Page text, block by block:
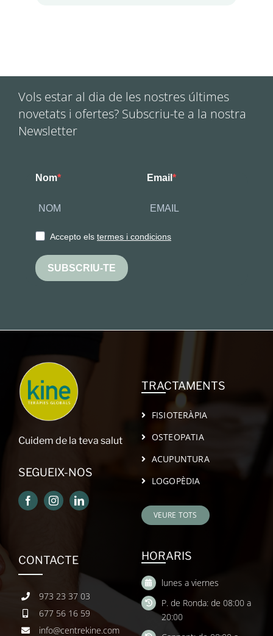
Vols estar al dia de les nostres últimes
novetats i ofertes? Subscriu-te a la nostra
Newsletter
Nom Email
Accepto els termes i condicions
SUBSCRIU-TE
Cuidem de la teva salut
SEGUEIX-NOS
TRACTAMENTS
FISIOTERÀPIA
OSTEOPATIA
ACUPUNTURA
LOGOPÈDIA
VEURE TOTS
CONTACTE
973 23 37 03
677 56 16 59
info@centrekine.com
HORARIS
lunes a viernes
P. de Ronda: de 08:00 a
20:00